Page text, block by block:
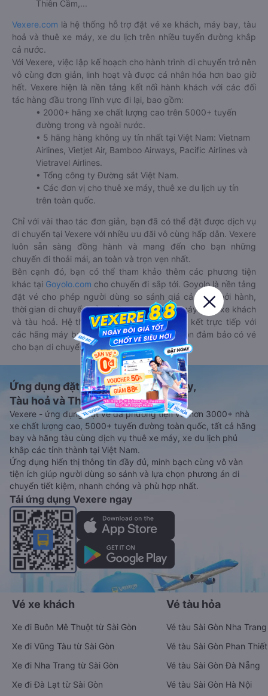
Thiên Cầm,...
Vexere.com là hệ thống hỗ trợ đặt vé xe khách, máy bay, tàu
hoả và thuê xe máy, xe du lịch trên nhiều tuyến đường khắp
cả nước.
Với Vexere, việc lập kế hoạch cho hành trình di chuyển trở nên
vô cùng đơn giản, linh hoạt và được cá nhân hóa hơn bao giờ
hết. Vexere hiện là nền tảng kết nối hành khách với các đối
tác hàng đầu trong lĩnh vực đi lại, bao gồm:
• 2000+ hãng xe chất lượng cao trên 5000+ tuyến
đường trong và ngoài nước.
• 5 hãng hàng không uy tín nhất tại Việt Nam: Vietnam
Airlines, Vietjet Air, Bamboo Airways, Pacific Airlines và
Vietravel Airlines.
• Tổng công ty Đường sắt Việt Nam.
• Các đơn vị cho thuê xe máy, thuê xe du lịch uy tín
trên toàn quốc.
Chỉ với vài thao tác đơn giản, bạn đã có thể đặt được dịch vụ
di chuyển tại Vexere với nhiều ưu đãi vô cùng hấp dẫn. Vexere
luôn sẵn sàng đồng hành và mang đến cho bạn những
chuyến đi thoải mái, an toàn và trọn vẹn nhất.
Bên cạnh đó, bạn có thể tham khảo thêm các phương tiện
khác tại Goyolo.com cho chuyến đi sắp tới. Goyolo là nền tảng
đặt vé cho phép người dùng so sánh giá cả, giờ khởi hành,
thời gian di chuyển của nhiều phương tiện máy bay, xe khách
và tàu hoả. Hệ thống của Goyolo được liên kết trực tiếp với
các hãng máy bay, xe khách và tàu hoả, luôn đảm bảo có vé
cho bạn di chuyển.
Ứng dụng đặt vé Xe khách, Máy bay,
Tàu hoả và Thuê xe
Vexere - ứng dụng đặt vé đa phương tiện với hơn 3000+ nhà
xe chất lượng cao, 5000+ tuyến đường toàn quốc, tất cả hãng
bay và hãng tàu cùng dịch vụ thuê xe máy, xe du lịch phủ
khắp các tỉnh thành tại Việt Nam.
Ứng dụng hiển thị thông tin đầy đủ, minh bạch cùng vô vàn
tiện ích giúp người dùng so sánh và lựa chọn phương án di
chuyển tiết kiệm, nhanh chóng và phù hợp nhất.
Tải ứng dụng Vexere ngay
Vé xe khách
Xe đi Buôn Mê Thuột từ Sài Gòn
Xe đi Vũng Tàu từ Sài Gòn
Xe đi Nha Trang từ Sài Gòn
Xe đi Đà Lạt từ Sài Gòn
Vé tàu hỏa
Vé tàu Sài Gòn Nha Trang
Vé tàu Sài Gòn Phan Thiết
Vé tàu Sài Gòn Đà Nẵng
Vé tàu Sài Gòn Hà Nội